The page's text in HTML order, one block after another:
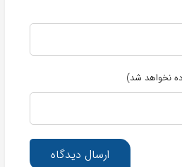
نخواهد شد)
ارسال دیدگاه